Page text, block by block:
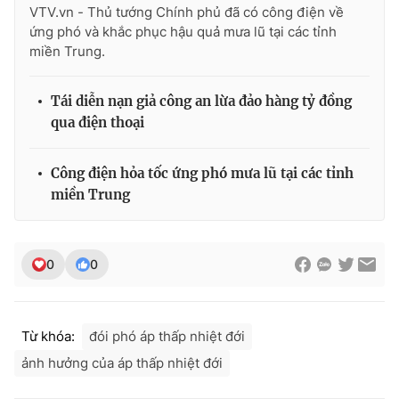
Theo dõi báo trên
Giấy phép hoạt động báo in và báo điện tử số 483/GP-BTTTT
Phó Tổng Biên tập:Nguyễn Thị Mỹ Hạnh, Phạm Quốc Thắng,
Nguyễn Trọng Ninh
VTV.vn - Thủ tướng Chính phủ đã có công điện về
ứng phó và khắc phục hậu quả mưa lũ tại các tỉnh
miền Trung.
Tái diễn nạn giả công an lừa đảo hàng tỷ đồng
qua điện thoại
Công điện hỏa tốc ứng phó mưa lũ tại các tỉnh
miền Trung
0 0
Từ khóa:
đói phó áp thấp nhiệt đới
ảnh hưởng của áp thấp nhiệt đới